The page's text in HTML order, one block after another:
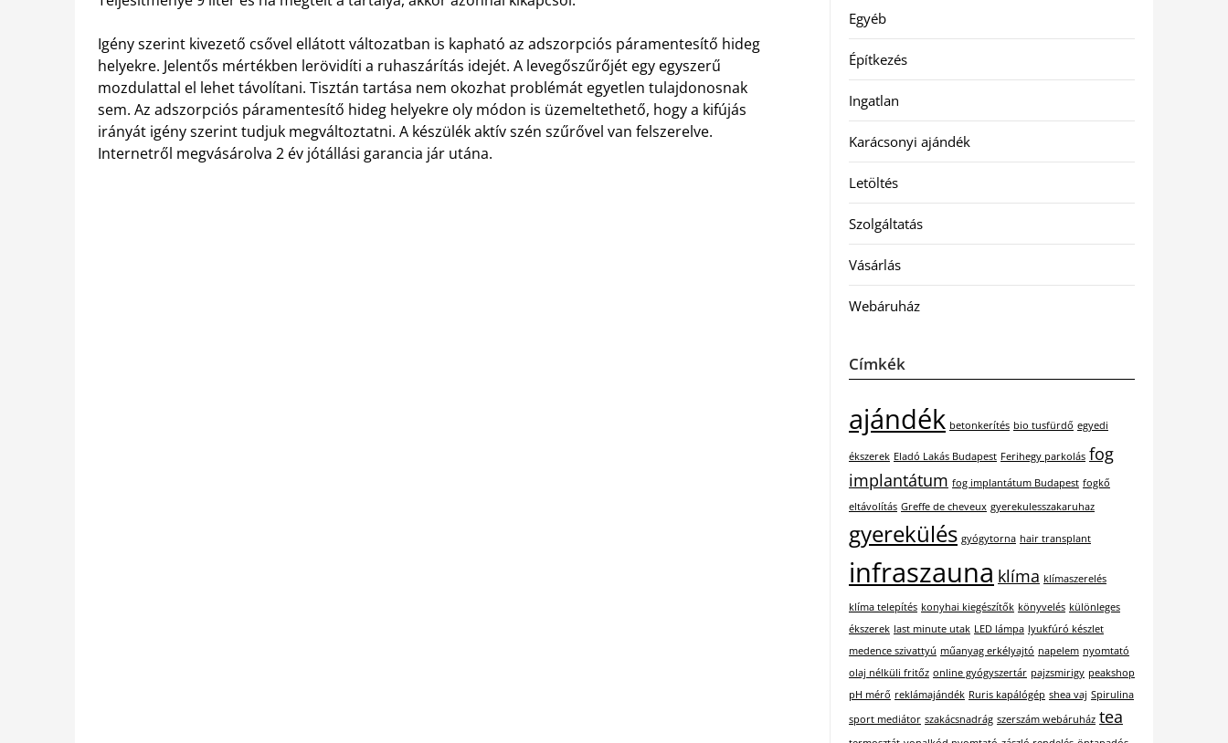
Igény szerint kivezető csővel ellátott változatban is kapható az adszorpciós páramentesítő hideg
helyekre. Jelentős mértékben lerövidíti a ruhaszárítás idejét. A levegőszűrőjét egy egyszerű
mozdulattal el lehet távolítani. Tisztán tartása nem okozhat problémát egyetlen tulajdonosnak
sem. Az adszorpciós páramentesítő hideg helyekre oly módon is üzemeltethető, hogy a kifújás
irányát igény szerint tudjuk megváltoztatni. A készülék aktív szén szűrővel van felszerelve.
Internetről megvásárolva 2 év jótállási garancia jár utána.
Egyéb
Építkezés
Ingatlan
Karácsonyi ajándék
Letöltés
Szolgáltatás
Vásárlás
Webáruház
Címkék
ajándék betonkerítés bio tusfürdő egyedi
ékszerek Eladó Lakás Budapest Ferihegy parkolás fog
implantátum fog implantátum Budapest fogkő
eltávolítás Greffe de cheveux gyerekulesszakaruhaz
gyerekülés gyógytorna hair transplant
infraszauna klíma klímaszerelés
klíma telepítés konyhai kiegészítők könyvelés különleges
ékszerek last minute utak LED lámpa lyukfúró készlet
medence szivattyú műanyag erkélyajtó napelem nyomtató
olaj nélküli fritőz online gyógyszertár pajzsmirigy peakshop
pH mérő reklámajándék Ruris kapálógép shea vaj Spirulina
sport mediátor szakácsnadrág szerszám webáruház tea